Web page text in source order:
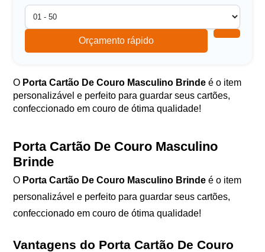
Orçamento rápido
O Porta Cartão De Couro Masculino Brinde é o item
personalizável e perfeito para guardar seus cartões,
confeccionado em couro de ótima qualidade!
Porta Cartão De Couro Masculino
Brinde
O Porta Cartão De Couro Masculino Brinde é o item
personalizável e perfeito para guardar seus cartões,
confeccionado em couro de ótima qualidade!
Vantagens do Porta Cartão De Couro